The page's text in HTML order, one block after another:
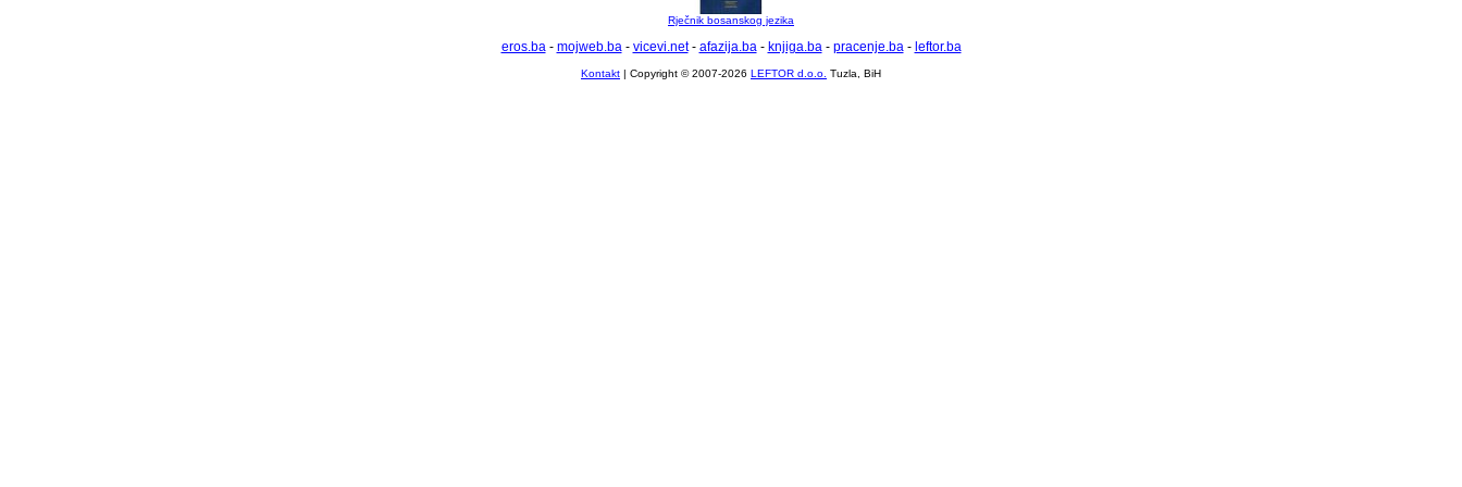
Rječnik bosanskog jezika
eros.ba- mojweb.ba- vicevi.net- afazija.ba- knjiga.ba- pracenje.ba- leftor.ba
Kontakt | Copyright © 2007-2026 LEFTOR d.o.o. Tuzla, BiH